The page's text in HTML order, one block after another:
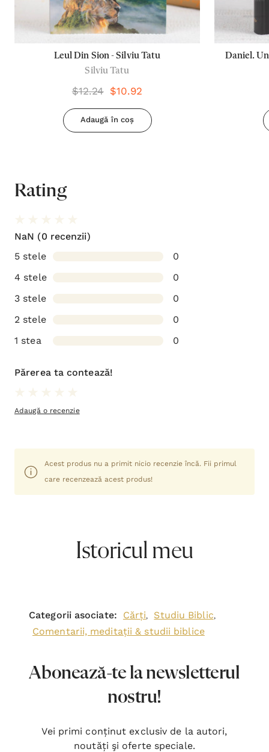
Leul Din Sion - Silviu Tatu
Silviu Tatu
$12.24 $10.92
Adaugă în coș
Daniel.
Rating
NaN (0 recenzii)
5 stele
0
4 stele
0
3 stele
0
2 stele
0
1 stea
0
Părerea ta contează!
Adaugă o recenzie
Acest produs nu a primit nicio recenzie încă. Fii primul
care recenzează acest produs!
Istoricul meu
Categorii asociate: Cărți, Studiu Biblic,
Comentarii, meditații & studii biblice
Abonează-te la newsletterul
nostru!
Vei primi conținut exclusiv de la autori,
noutăți şi oferte speciale.